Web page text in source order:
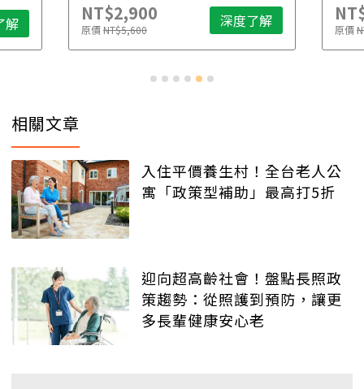
解 NT$2,900
原價NT$5,600 深度了解 原價
相關文章
入住平價養生村！全台老人公
寓「政策型補助」最高打5折
迎向超高齡社會！盤點長照政
策趨勢：從照護到預防，讓更
多長輩健康安心老